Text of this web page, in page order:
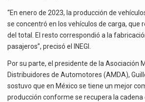
“En enero de 2023, la producción de
se concentró en los vehículos de carga, que
del total. El resto correspondió a la
pasajeros”, precisó el INEGI.
Por su parte, el presidente de la Asociación
Distribuidores de Automotores (AMDA),
sostuvo que en México se tiene un mejor
producción conforme se recupera la cadena